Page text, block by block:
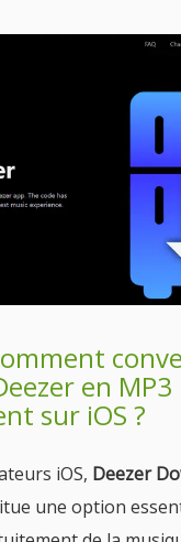
en MP3
sur iOS ?
iOS, Deezer
une option